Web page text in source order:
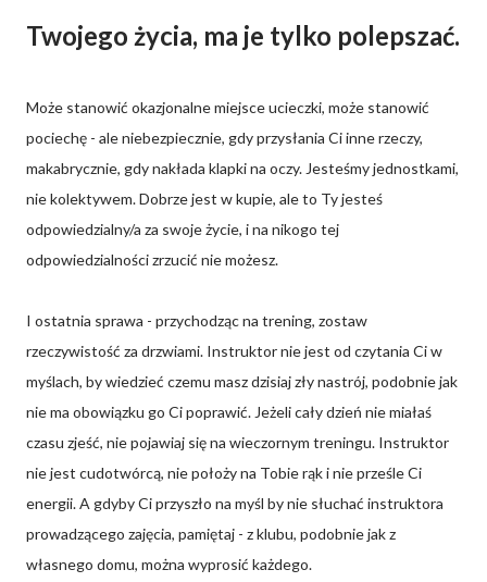
Twojego życia, ma je tylko polepszać.
Może stanowić okazjonalne miejsce ucieczki, może stanowić
pociechę - ale niebezpiecznie, gdy przysłania Ci inne rzeczy,
makabrycznie, gdy nakłada klapki na oczy. Jesteśmy jednostkami,
nie kolektywem. Dobrze jest w kupie, ale to Ty jesteś
odpowiedzialny/a za swoje życie, i na nikogo tej
odpowiedzialności zrzucić nie możesz.
I ostatnia sprawa - przychodząc na trening, zostaw
rzeczywistość za drzwiami. Instruktor nie jest od czytania Ci w
myślach, by wiedzieć czemu masz dzisiaj zły nastrój, podobnie jak
nie ma obowiązku go Ci poprawić. Jeżeli cały dzień nie miałaś
czasu zjeść, nie pojawiaj się na wieczornym treningu. Instruktor
nie jest cudotwórcą, nie położy na Tobie rąk i nie prześle Ci
energii. A gdyby Ci przyszło na myśl by nie słuchać instruktora
prowadzącego zajęcia, pamiętaj - z klubu, podobnie jak z
własnego domu, można wyprosić każdego.